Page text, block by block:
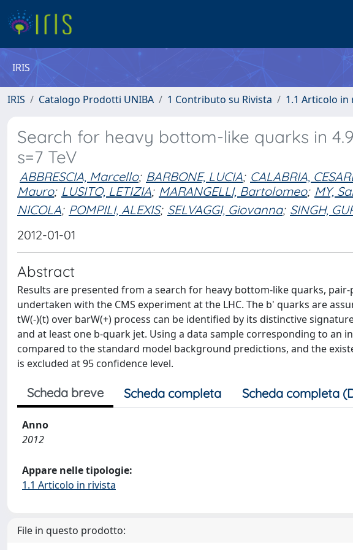
IRIS
IRIS Catalogo Prodotti UNIBA 1 Contributo su Rivista 1.1 Articolo in
Search for heavy bottom-like quarks in
s=7 TeV
ABBRESCIA, Marcello; BARBONE, LUCIA; CALABRIA,
Mauro; LUSITO, LETIZIA; MARANGELLI, Bartolomeo; MY,
NICOLA; POMPILI, ALEXIS; SELVAGGI, Giovanna; SINGH,
2012-01-01
Abstract
Results are presented from a search for heavy bottom-like quarks,
undertaken with the CMS experiment at the LHC. The b' quarks are
tW(-)(t) over barW(+) process can be identified by its distinctive
and at least one b-quark jet. Using a data sample corresponding to an
compared to the standard model background predictions, and the
is excluded at 95 confidence level.
Scheda breve Scheda completa Scheda completa
Anno
2012
Appare nelle tipologie:
1.1 Articolo in rivista
File in questo prodotto: